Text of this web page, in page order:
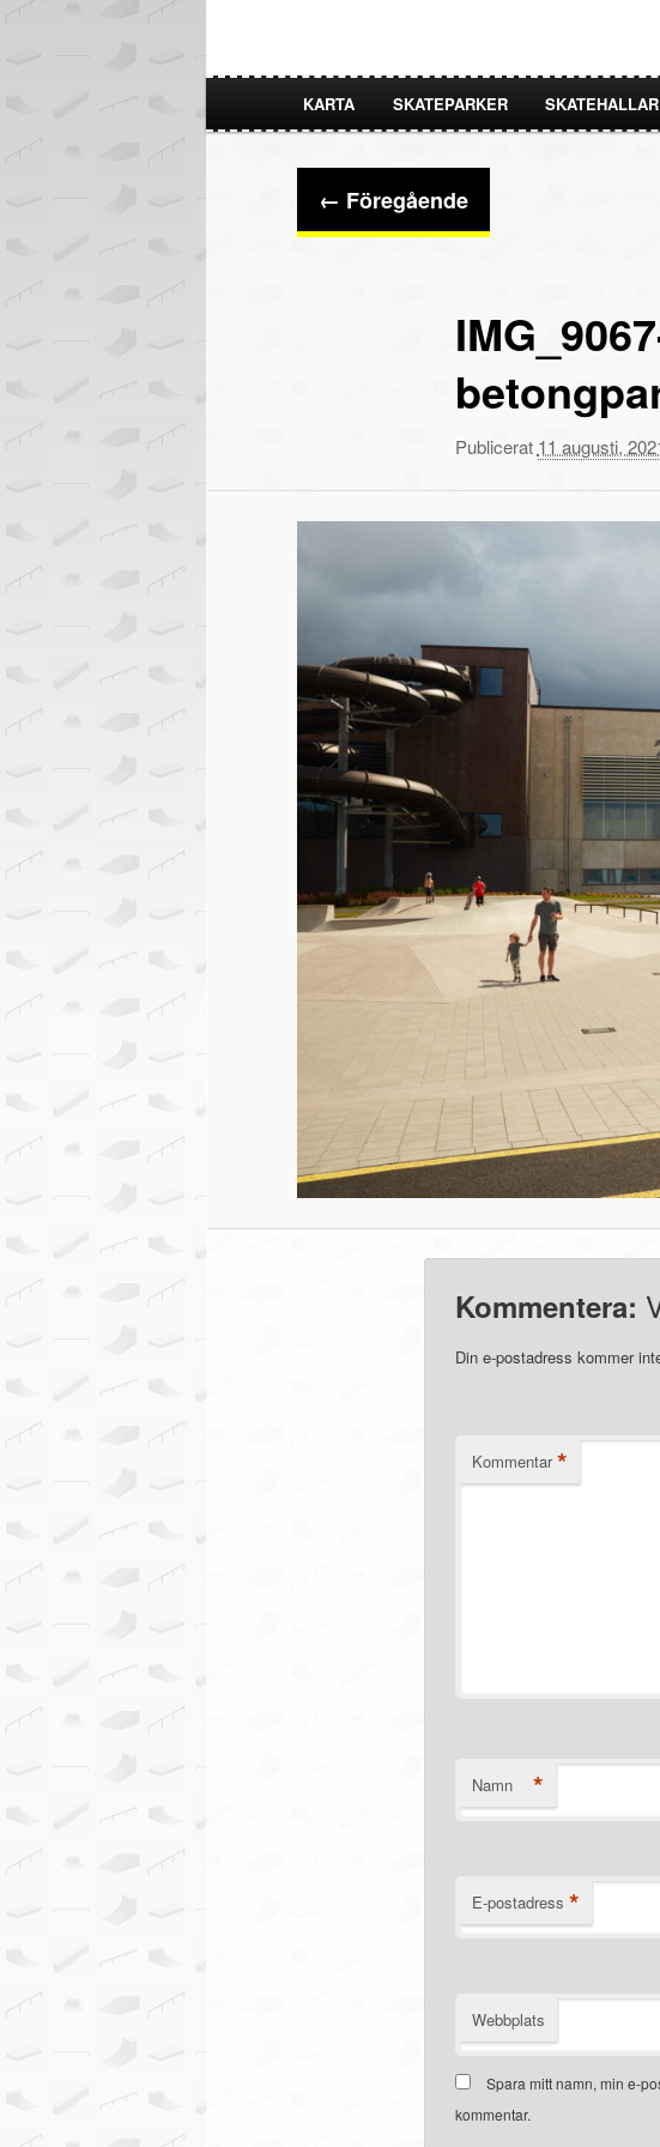
HOPPA
TILL
HOPPA
TILL
KARTA SKATEPARKER SKATEHALLAR
Bildnavigering
← Föregående
Publicerat 11 augusti,
Kommentera:
Din e-postadress kommer
Kommentar *
Namn *
E-postadress *
Webbplats
Spara mitt namn, min e-
kommentar.